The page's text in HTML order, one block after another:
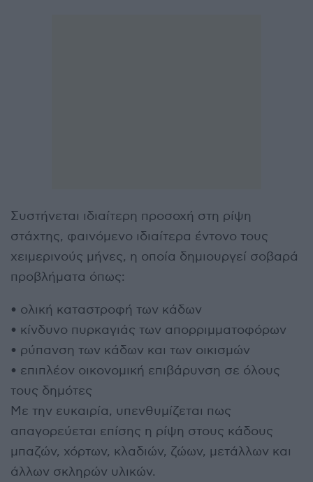
Συστήνεται ιδιαίτερη προσοχή στη ρίψη
στάχτης, φαινόμενο ιδιαίτερα έντονο τους
χειμερινούς μήνες, η οποία δημιουργεί σοβαρά
προβλήματα όπως:
• ολική καταστροφή των κάδων
• κίνδυνο πυρκαγιάς των απορριμματοφόρων
• ρύπανση των κάδων και των οικισμών
• επιπλέον οικονομική επιβάρυνση σε όλους
τους δημότες
Με την ευκαιρία, υπενθυμίζεται πως
απαγορεύεται επίσης η ρίψη στους κάδους
μπαζών, χόρτων, κλαδιών, ζώων, μετάλλων και
άλλων σκληρών υλικών.